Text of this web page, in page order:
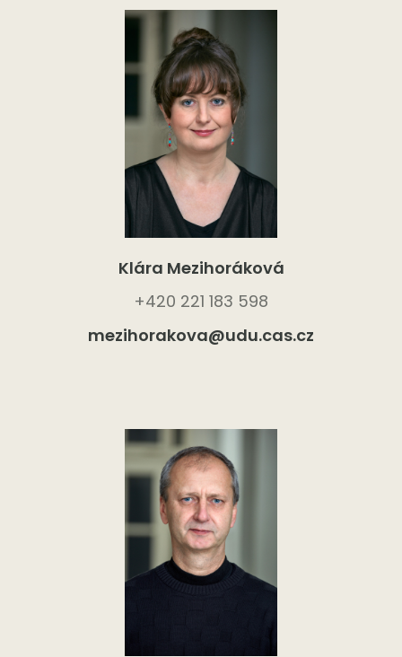
Klára Mezihoráková
+420 221 183 598
mezihorakova@udu.cas.cz